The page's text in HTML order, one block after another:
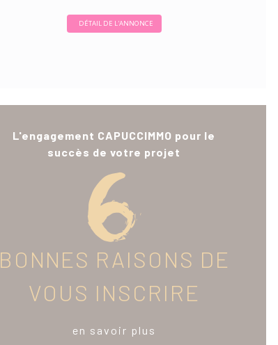
DÉTAIL DE L'ANNONCE
L'engagement CAPUCCIMMO pour le
succès de votre projet
BONNES RAISONS DE
VOUS INSCRIRE
en savoir plus